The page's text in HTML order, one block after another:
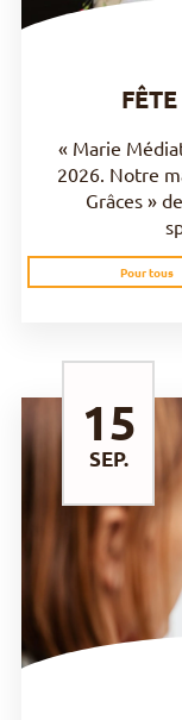
« Marie
2026. Notre
Grâces »
Pour tous
SEP.
15